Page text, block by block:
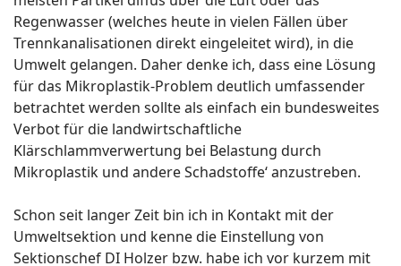
Regenwasser (welches heute in vielen Fällen über
Trennkanalisationen direkt eingeleitet wird), in die
Umwelt gelangen. Daher denke ich, dass eine Lösung
für das Mikroplastik-Problem deutlich umfassender
betrachtet werden sollte als einfach ein bundesweites
Verbot für die landwirtschaftliche
Klärschlammverwertung bei Belastung durch
Mikroplastik und andere Schadstoffe‘ anzustreben.
Schon seit langer Zeit bin ich in Kontakt mit der
Umweltsektion und kenne die Einstellung von
Sektionschef DI Holzer bzw. habe ich vor kurzem mit